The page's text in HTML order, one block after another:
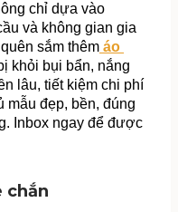
chỉ dựa vào
và không gian gia
sắm thêm áo
khỏi bụi bẩn, nắng
lâu, tiết kiệm chi phí
mẫu đẹp, bền, đúng
Inbox ngay để được
chắn